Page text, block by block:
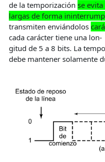
de la temporización se
largas de forma
transmiten enviándolos
cada carácter tiene una lon-
gitud de 5 a 8 bits. La
debe mantener solamente